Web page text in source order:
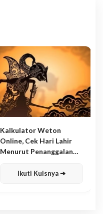
Kalkulator Weton
Online, Cek Hari Lahir
Menurut Penanggalan
Ikuti Kuisnya ➔